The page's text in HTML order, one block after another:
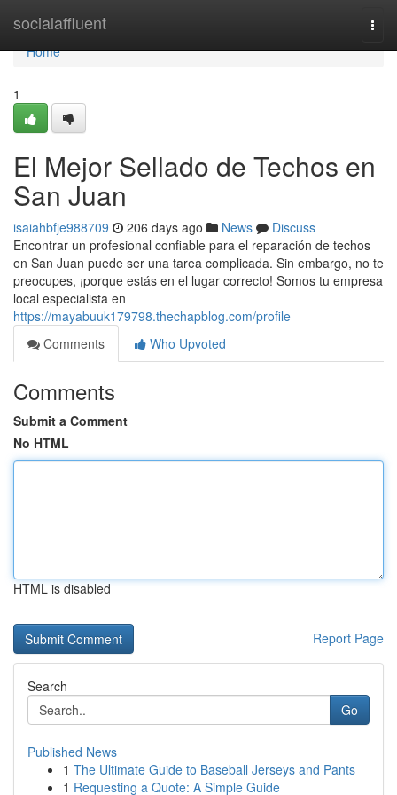
socialaffluent
Home
Home
1
El Mejor Sellado de Techos en
San Juan
isaiahbfje988709 206 days ago News
Discuss
Encontrar un profesional confiable para el reparación de techos
en San Juan puede ser una tarea complicada. Sin embargo, no te
preocupes, ¡porque estás en el lugar correcto! Somos tu empresa
local especialista en
https://mayabuuk179798.thechapblog.com/profile
Comments
Who Upvoted
Comments
Submit a Comment
No HTML
HTML is disabled
Report Page
Search
Go
Published News
1 The Ultimate Guide to Baseball Jerseys and Pants
1 Requesting a Quote: A Simple Guide